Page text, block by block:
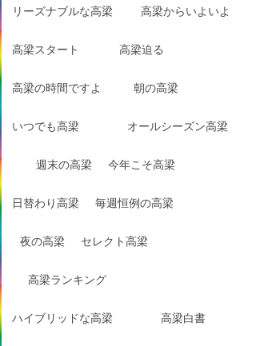
リーズナブルな高梁 高梁からいよいよ
高梁スタート 高梁迫る
高梁の時間ですよ 朝の高梁
いつでも高梁 オールシーズン高梁
週末の高梁 今年こそ高梁
日替わり高梁 毎週恒例の高梁
夜の高梁 セレクト高梁
高梁ランキング
ハイブリッドな高梁 高梁白書